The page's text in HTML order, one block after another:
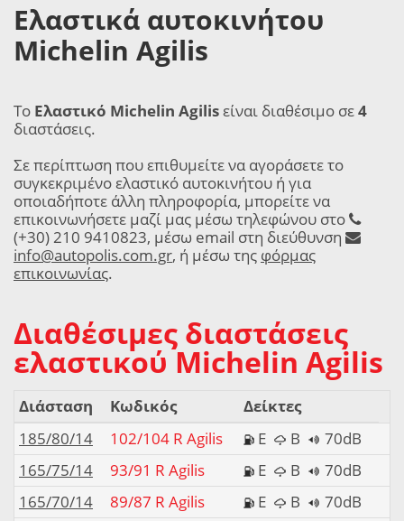
Ελαστικά αυτοκινήτου
Michelin Agilis
Το Ελαστικό Michelin Agilisείναι διαθέσιμο σε4
διαστάσεις.
Σε περίπτωση που επιθυμείτε να αγοράσετε το
συγκεκριμένο ελαστικό αυτοκινήτου ή για
οποιαδήποτε άλλη πληροφορία, μπορείτε να
επικοινωνήσετε μαζί μας μέσω τηλεφώνου στο
(+30) 210 9410823, μέσω email στη διεύθυνση
info@autopolis.com.gr, ή μέσω της φόρμας
επικοινωνίας.
Διαθέσιμες διαστάσεις
ελαστικού Michelin Agilis
Διάσταση Κωδικός
Δείκτες
185/80/14
102/104 R Agilis E B
70dB
165/75/14
93/91 R Agilis E B
70dB
165/70/14
89/87 R Agilis E B 70dB